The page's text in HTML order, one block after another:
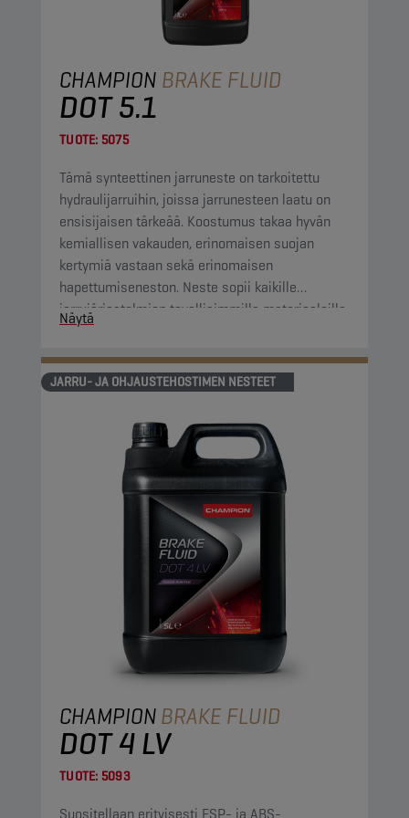
CHAMPION BRAKE FLUID
DOT 5.1
TUOTE: 5075
Tämä synteettinen jarruneste on tarkoitettu
hydraulijarruihin, joissa jarrunesteen laatu on
ensisijaisen tärkeää. Koostumus takaa hyvän
kemiallisen vakauden, erinomaisen suojan
kertymiä vastaan sekä erinomaisen
hapettumiseneston. Neste sopii kaikille
jarrujärjestelmien tavallisimmille materiaaleille.
Näytä
JARRU- JA OHJAUSTEHOSTIMEN NESTEET
CHAMPIONBRAKE FLUID
DOT 4 LV
TUOTE: 5093
Suositellaan erityisesti ESP- ja ABS-